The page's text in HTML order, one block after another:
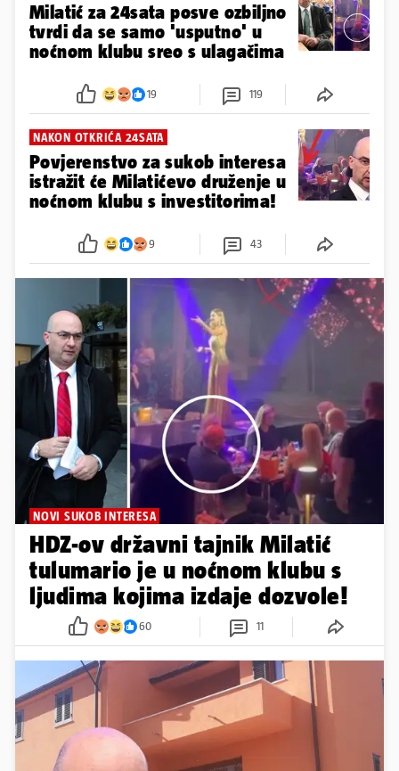
Milatić za 24sata posve ozbiljno
tvrdi da se samo 'usputno' u
noćnom klubu sreo s ulagačima
19 119
NAKON OTKRIĆA 24SATA
Povjerenstvo za sukob interesa
istražit će Milatićevo druženje u
noćnom klubu s investitorima!
9 43
NOVI SUKOB INTERESA
HDZ-ov državni tajnik Milatić
tulumario je u noćnom klubu s
ljudima kojima izdaje dozvole!
60 11